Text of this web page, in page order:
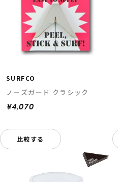
SURFCO
ノーズガード クラシック
¥4,070
比較する